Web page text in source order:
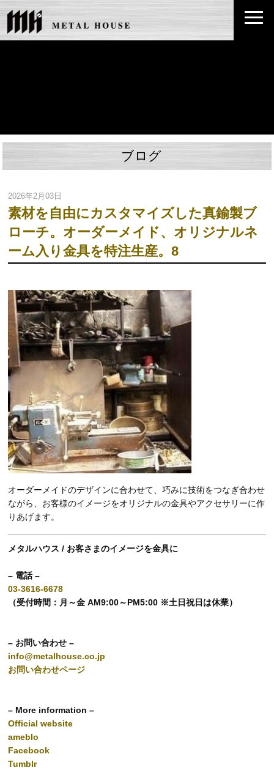
ブログ
2026年2月03日
素材を自由にカスタマイズした真鍮製ブ
ローチ。オーダーメイド、オリジナルネ
ーム入り金具を特注生産。8
オーダーメイドのデザインに合わせて、巧みに技術をつなぎ合わせ
ながら、お客様のイメージをオリジナルの金具やアクセサリーに作
りあげます。
メタルハウス / お客さまのイメージを金具に
– 電話 –
03-3616-6678
（受付時間：月～金 AM9:00～PM5:00 ※土日祝日は休業）
– お問い合わせ –
info@metalhouse.co.jp
お問い合わせページ
– More information –
Official website
ameblo
Facebook
Tumblr